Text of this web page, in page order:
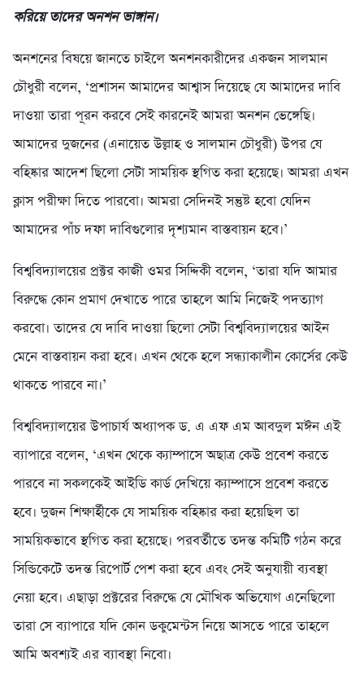
করিয়ে তাদের অনশন ভাঙ্গান।
অনশনের বিষয়ে জানতে চাইলে অনশনকারীদের একজন সালমান
চৌধুরী বলেন, ‘প্রশাসন আমাদের আশ্বাস দিয়েছে যে আমাদের দাবি
দাওয়া তারা পূরন করবে সেই কারনেই আমরা অনশন ভেঙ্গেছি।
আমাদের দুজনের (এনায়েত উল্লাহ ও সালমান চৌধুরী) উপর যে
বহিষ্কার আদেশ ছিলো সেটা সাময়িক স্থগিত করা হয়েছে। আমরা এখন
ক্লাস পরীক্ষা দিতে পারবো। আমরা সেদিনই সন্তুষ্ট হবো যেদিন
আমাদের পাঁচ দফা দাবিগুলোর দৃশ্যমান বাস্তবায়ন হবে।’
বিশ্ববিদ্যালয়ের প্রক্টর কাজী ওমর সিদ্দিকী বলেন, ‘তারা যদি আমার
বিরুদ্ধে কোন প্রমাণ দেখাতে পারে তাহলে আমি নিজেই পদত্যাগ
করবো। তাদের যে দাবি দাওয়া ছিলো সেটা বিশ্ববিদ্যালয়ের আইন
মেনে বাস্তবায়ন করা হবে। এখন থেকে হলে সন্ধ্যাকালীন কোর্সের কেউ
থাকতে পারবে না।’
বিশ্ববিদ্যালয়ের উপাচার্য অধ্যাপক ড. এ এফ এম আবদুল মঈন এই
ব্যাপারে বলেন, ‘এখন থেকে ক্যাম্পাসে অছাত্র কেউ প্রবেশ করতে
পারবে না সকলকেই আইডি কার্ড দেখিয়ে ক্যাম্পাসে প্রবেশ করতে
হবে। দুজন শিক্ষার্হীকে যে সাময়িক বহিষ্কার করা হয়েছিল তা
সাময়িকভাবে স্থগিত করা হয়েছে। পরবর্তীতে তদন্ত কমিটি গঠন করে
সিন্ডিকেটে তদন্ত রিপোর্ট পেশ করা হবে এবং সেই অনুযায়ী ব্যবস্থা
নেয়া হবে। এছাড়া প্রক্টরের বিরুদ্ধে যে মৌখিক অভিযোগ এনেছিলো
তারা সে ব্যাপারে যদি কোন ডকুমেন্টস নিয়ে আসতে পারে তাহলে
আমি অবশ্যই এর ব্যাবস্থা নিবো।